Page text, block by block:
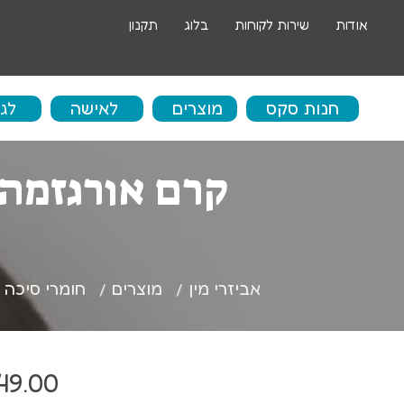
אודות שירות לקוחות בלוג תקנון
חנות סקס מוצרים לאישה
דילדו
דילדו גדול
אביזרי מין מוצרים חומרי סיכה